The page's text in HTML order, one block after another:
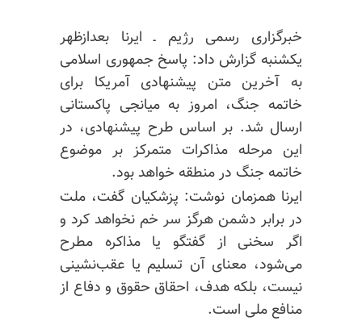
خبرگزاری رسمی رژیم ـ ایرنا بعدازظهر
یکشنبه گزارش داد: پاسخ جمهوری اسلامی
به آخرین متن پیشنهادی آمریکا برای
خاتمه جنگ، امروز به میانجی پاکستانی
ارسال شد. بر اساس طرح پیشنهادی، در
این مرحله مذاکرات متمرکز بر موضوع
خاتمه جنگ در منطقه خواهد بود.
ایرنا همزمان نوشت: پزشکیان گفت، ملت
در برابر دشمن هرگز سر خم نخواهد کرد و
اگر سخنی از گفتگو یا مذاکره مطرح
می‌شود، معنای آن تسلیم یا عقب‌نشینی
نیست، بلکه هدف، احقاق حقوق و دفاع از
منافع ملی است.